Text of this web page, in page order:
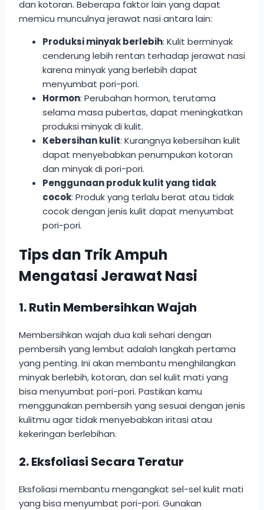
dan kotoran. Beberapa faktor lain yang dapat
memicu munculnya jerawat nasi antara lain:
Produksi minyak berlebih: Kulit berminyak
cenderung lebih rentan terhadap jerawat nasi
karena minyak yang berlebih dapat
menyumbat pori-pori.
Hormon: Perubahan hormon, terutama
selama masa pubertas, dapat meningkatkan
produksi minyak di kulit.
Kebersihan kulit: Kurangnya kebersihan kulit
dapat menyebabkan penumpukan kotoran
dan minyak di pori-pori.
Penggunaan produk kulit yang tidak
cocok: Produk yang terlalu berat atau tidak
cocok dengan jenis kulit dapat menyumbat
pori-pori.
Tips dan Trik Ampuh
Mengatasi Jerawat Nasi
1. Rutin Membersihkan Wajah
Membersihkan wajah dua kali sehari dengan
pembersih yang lembut adalah langkah pertama
yang penting. Ini akan membantu menghilangkan
minyak berlebih, kotoran, dan sel kulit mati yang
bisa menyumbat pori-pori. Pastikan kamu
menggunakan pembersih yang sesuai dengan jenis
kulitmu agar tidak menyebabkan iritasi atau
kekeringan berlebihan.
2. Eksfoliasi Secara Teratur
Eksfoliasi membantu mengangkat sel-sel kulit mati
yang bisa menyumbat pori-pori. Gunakan